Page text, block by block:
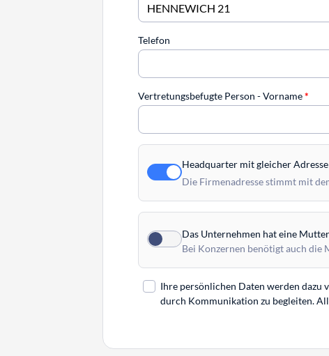
Telefon
Vertretungsbefugte Person - Vorname*
Headquarter mit gleicher Adresse
Die Firmenadresse stimmt mit
Das Unternehmen hat eine
Bei Konzernen benötigt auch die
Ihre persönlichen Daten werden dazu
durch Kommunikation zu begleiten.